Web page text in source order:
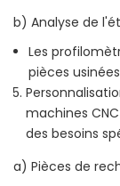
b) Analyse de
Les
pièces
machines
des besoins
a) Pièces de